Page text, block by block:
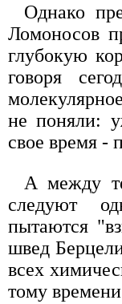
Однако
Ломоносов
глубокую
говоря
не поняли:
свое время -
А между
следуют
пытаются
швед
всех
тому